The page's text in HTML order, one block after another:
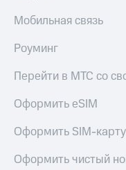
Мобильная связь
Роуминг
Перейти в МТС со
Оформить eSIM
Оформить SIM-
Оформить чистый